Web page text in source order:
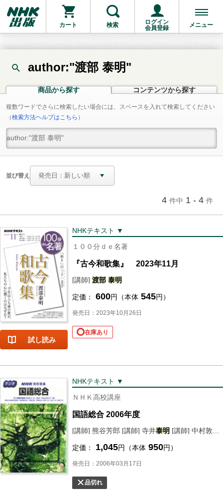
カート 検索
ログイン
会員登録
メニュー
author:"渡部 泰明"
商品から探す コンテンツから探す
複数ワードでさらに検索したい場合には、スペースを入れて検索してください
（検索方法ヘルプはこちら ）
並び替え
4 件中 1 - 4 件
試し読み
NHKテキスト ▼
１００分ｄｅ名著
『古今和歌集』 2023年11月
[講師] 渡部 泰明
定価： 600円（本体 545円）
発売日：2023年10月26日
在庫あり
NHKテキスト ▼
ＮＨＫ高校講座
国語総合 2006年度
[講師] 熊谷芳郎 [講師] 寺井泰明 [講師] 中村敦雄 [講師] 畠山俊 [講師]
定価： 1,045円（本体 950円）
発売日：2006年03月17日
品切れ